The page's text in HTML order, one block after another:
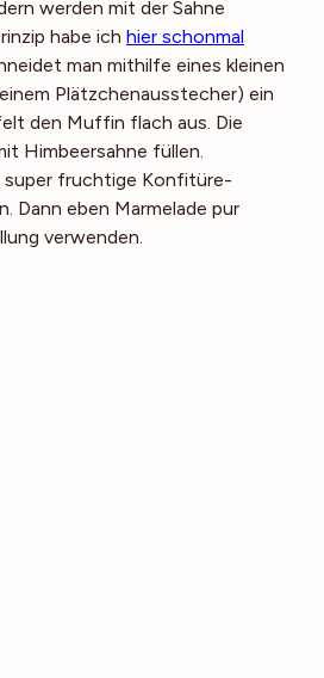
werden mit der Sahne
habe ich hier schonmal
man mithilfe eines kleinen
Plätzchenausstecher) ein
den Muffin flach aus. Die
Himbeersahne füllen.
super fruchtige Konfitüre-
Dann eben Marmelade pur
verwenden.